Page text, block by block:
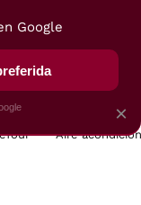
VEGUI
Aire
×
Google